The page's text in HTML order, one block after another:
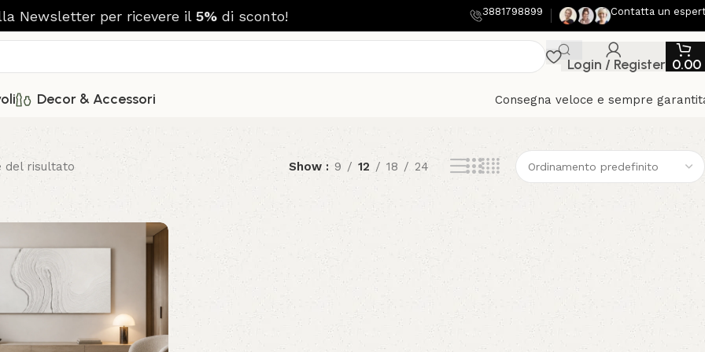
Newsletter per ricevere il 5%di sconto! 3881798899 Contatta un
Login / Register 0.00
Decor & Accessori Consegna veloce e sempre
del risultato Show 9 12 18 24